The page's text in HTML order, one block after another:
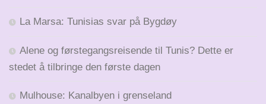
La Marsa: Tunisias svar på Bygdøy
Alene og førstegangsreisende til Tunis? Dette er
stedet å tilbringe den første dagen
Mulhouse: Kanalbyen i grenseland